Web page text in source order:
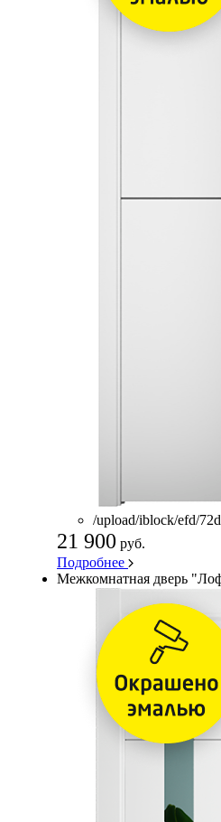
/upload/iblock/efd/
21 900 руб.
Подробнее
Межкомнатная дверь